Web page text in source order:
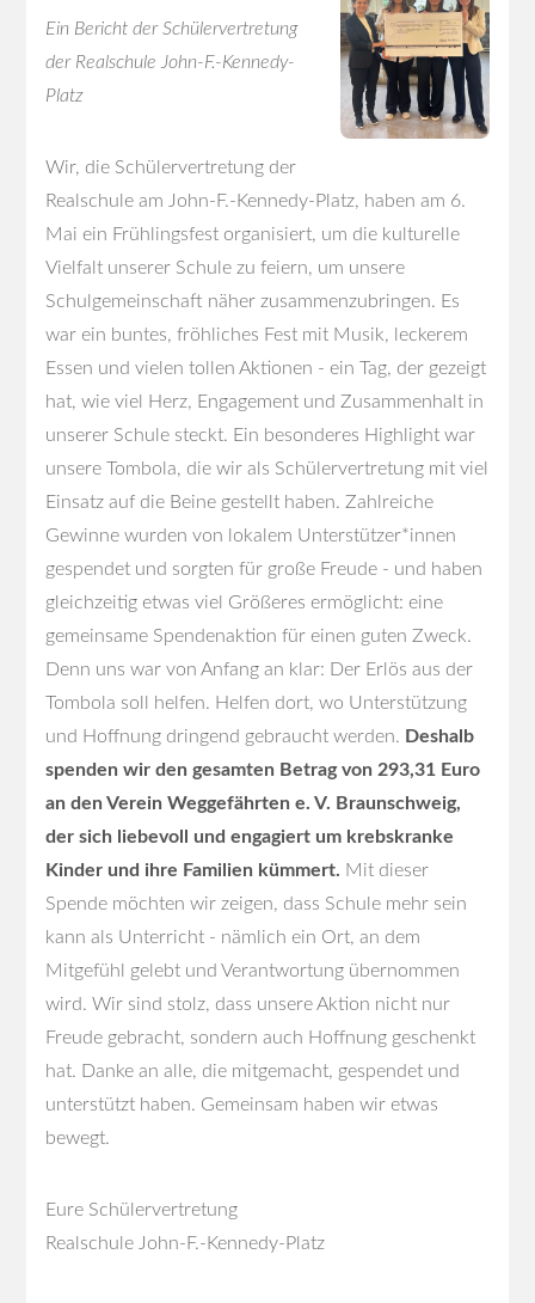
Ein Bericht der Schülervertretung
der Realschule John-F.-Kennedy-
Platz
Wir, die Schülervertretung der
Realschule am John-F.-Kennedy-Platz, haben am 6.
Mai ein Frühlingsfest organisiert, um die kulturelle
Vielfalt unserer Schule zu feiern, um unsere
Schulgemeinschaft näher zusammenzubringen. Es
war ein buntes, fröhliches Fest mit Musik, leckerem
Essen und vielen tollen Aktionen - ein Tag, der gezeigt
hat, wie viel Herz, Engagement und Zusammenhalt in
unserer Schule steckt. Ein besonderes Highlight war
unsere Tombola, die wir als Schülervertretung mit viel
Einsatz auf die Beine gestellt haben. Zahlreiche
Gewinne wurden von lokalem Unterstützer*innen
gespendet und sorgten für große Freude - und haben
gleichzeitig etwas viel Größeres ermöglicht: eine
gemeinsame Spendenaktion für einen guten Zweck.
Denn uns war von Anfang an klar: Der Erlös aus der
Tombola soll helfen. Helfen dort, wo Unterstützung
und Hoffnung dringend gebraucht werden. Deshalb
spenden wir den gesamten Betrag von 293,31 Euro
an den Verein Weggefährten e. V. Braunschweig,
der sich liebevoll und engagiert um krebskranke
Kinder und ihre Familien kümmert. Mit dieser
Spende möchten wir zeigen, dass Schule mehr sein
kann als Unterricht - nämlich ein Ort, an dem
Mitgefühl gelebt und Verantwortung übernommen
wird. Wir sind stolz, dass unsere Aktion nicht nur
Freude gebracht, sondern auch Hoffnung geschenkt
hat. Danke an alle, die mitgemacht, gespendet und
unterstützt haben. Gemeinsam haben wir etwas
bewegt.
Eure Schülervertretung
Realschule John-F.-Kennedy-Platz